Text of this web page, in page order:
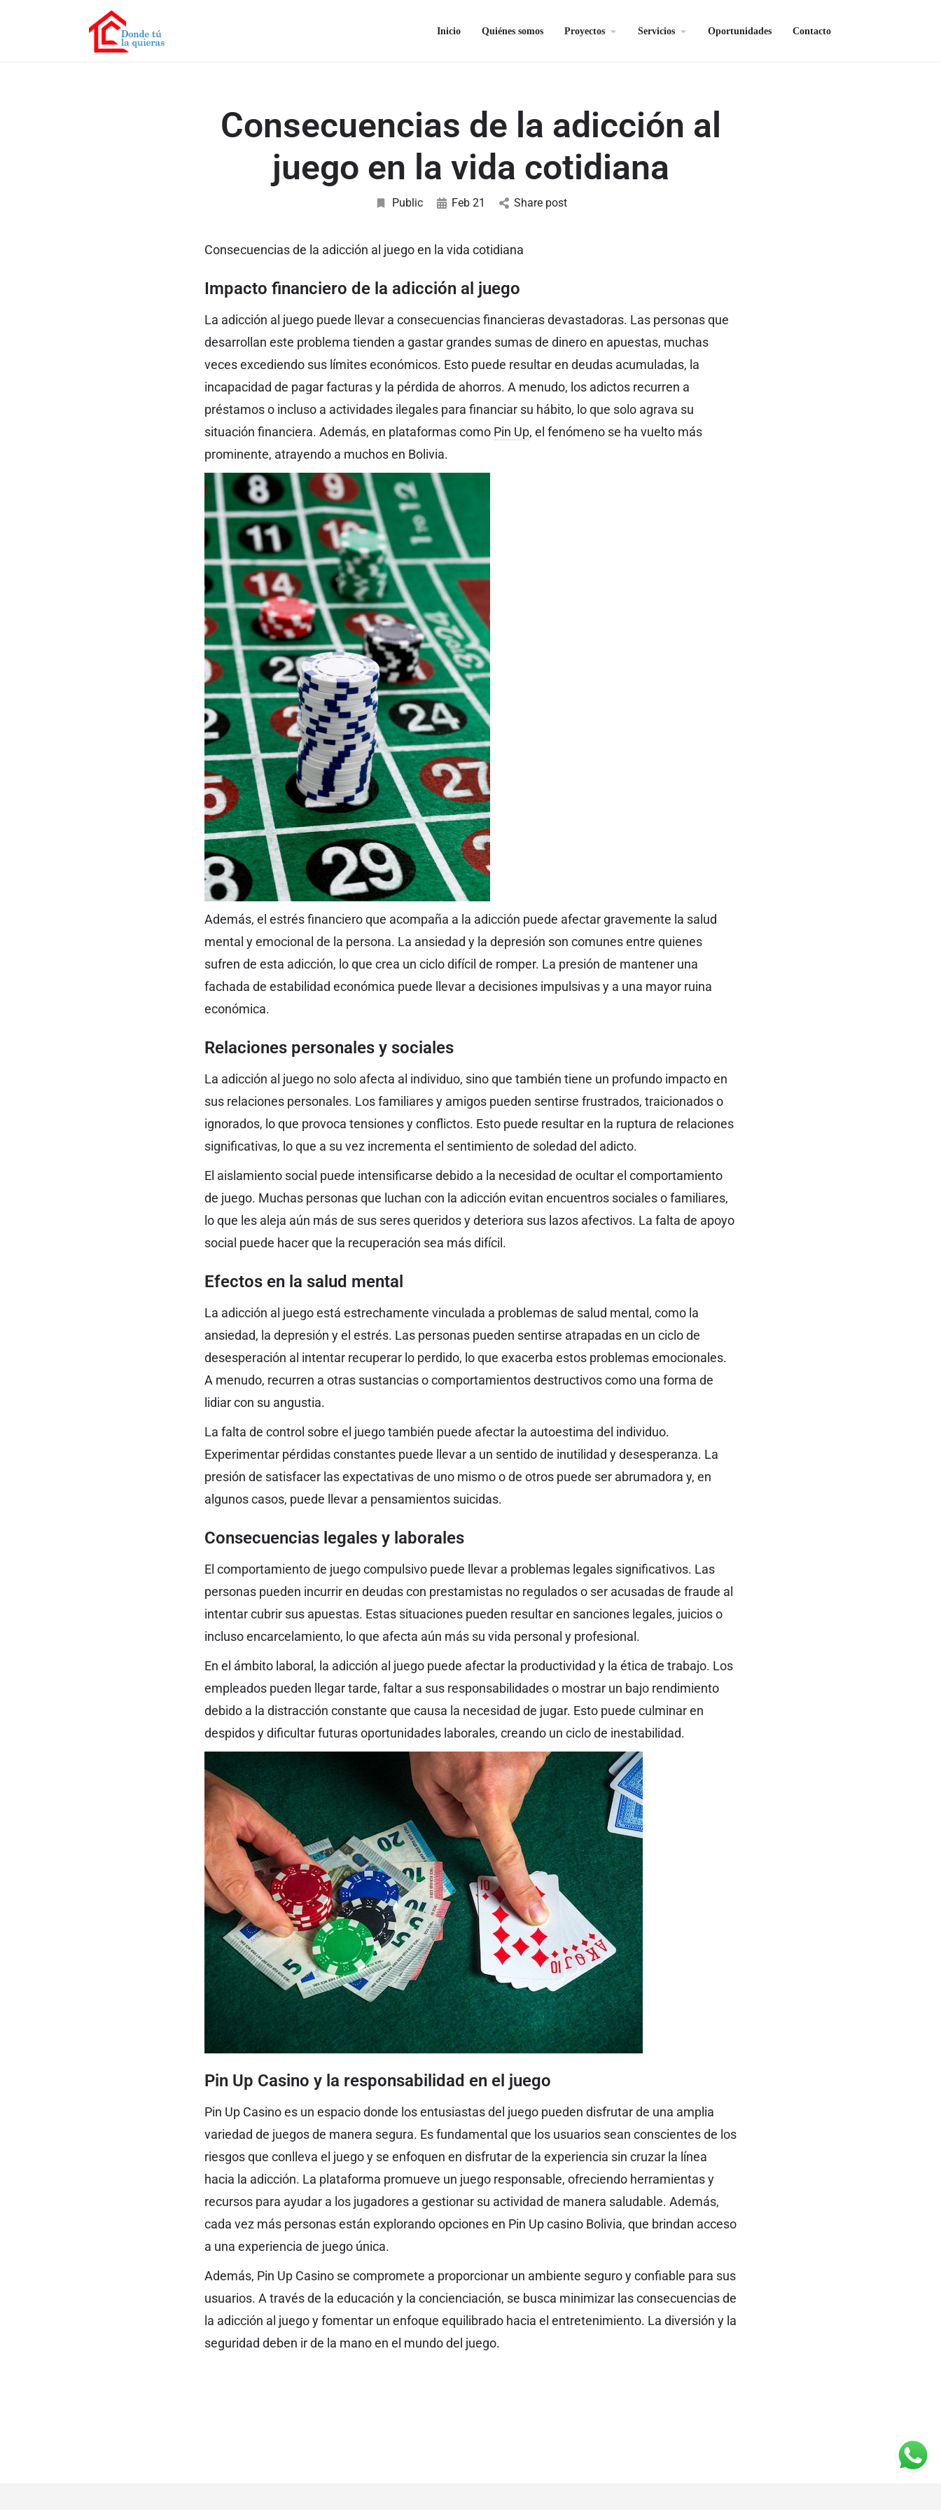
Inicio Quiénes somos Proyectos Servicios Oportunidades Contacto
Consecuencias de la adicción al
juego en la vida cotidiana
Public Feb 21 Share post
Consecuencias de la adicción al juego en la vida cotidiana
Impacto financiero de la adicción al juego
La adicción al juego puede llevar a consecuencias financieras devastadoras. Las personas que
desarrollan este problema tienden a gastar grandes sumas de dinero en apuestas, muchas
veces excediendo sus límites económicos. Esto puede resultar en deudas acumuladas, la
incapacidad de pagar facturas y la pérdida de ahorros. A menudo, los adictos recurren a
préstamos o incluso a actividades ilegales para financiar su hábito, lo que solo agrava su
situación financiera. Además, en plataformas como Pin Up, el fenómeno se ha vuelto más
prominente, atrayendo a muchos en Bolivia.
Además, el estrés financiero que acompaña a la adicción puede afectar gravemente la salud
mental y emocional de la persona. La ansiedad y la depresión son comunes entre quienes
sufren de esta adicción, lo que crea un ciclo difícil de romper. La presión de mantener una
fachada de estabilidad económica puede llevar a decisiones impulsivas y a una mayor ruina
económica.
Relaciones personales y sociales
La adicción al juego no solo afecta al individuo, sino que también tiene un profundo impacto en
sus relaciones personales. Los familiares y amigos pueden sentirse frustrados, traicionados o
ignorados, lo que provoca tensiones y conflictos. Esto puede resultar en la ruptura de relaciones
significativas, lo que a su vez incrementa el sentimiento de soledad del adicto.
El aislamiento social puede intensificarse debido a la necesidad de ocultar el comportamiento
de juego. Muchas personas que luchan con la adicción evitan encuentros sociales o familiares,
lo que les aleja aún más de sus seres queridos y deteriora sus lazos afectivos. La falta de apoyo
social puede hacer que la recuperación sea más difícil.
Efectos en la salud mental
La adicción al juego está estrechamente vinculada a problemas de salud mental, como la
ansiedad, la depresión y el estrés. Las personas pueden sentirse atrapadas en un ciclo de
desesperación al intentar recuperar lo perdido, lo que exacerba estos problemas emocionales.
A menudo, recurren a otras sustancias o comportamientos destructivos como una forma de
lidiar con su angustia.
La falta de control sobre el juego también puede afectar la autoestima del individuo.
Experimentar pérdidas constantes puede llevar a un sentido de inutilidad y desesperanza. La
presión de satisfacer las expectativas de uno mismo o de otros puede ser abrumadora y, en
algunos casos, puede llevar a pensamientos suicidas.
Consecuencias legales y laborales
El comportamiento de juego compulsivo puede llevar a problemas legales significativos. Las
personas pueden incurrir en deudas con prestamistas no regulados o ser acusadas de fraude al
intentar cubrir sus apuestas. Estas situaciones pueden resultar en sanciones legales, juicios o
incluso encarcelamiento, lo que afecta aún más su vida personal y profesional.
En el ámbito laboral, la adicción al juego puede afectar la productividad y la ética de trabajo. Los
empleados pueden llegar tarde, faltar a sus responsabilidades o mostrar un bajo rendimiento
debido a la distracción constante que causa la necesidad de jugar. Esto puede culminar en
despidos y dificultar futuras oportunidades laborales, creando un ciclo de inestabilidad.
Pin Up Casino y la responsabilidad en el juego
Pin Up Casino es un espacio donde los entusiastas del juego pueden disfrutar de una amplia
variedad de juegos de manera segura. Es fundamental que los usuarios sean conscientes de los
riesgos que conlleva el juego y se enfoquen en disfrutar de la experiencia sin cruzar la línea
hacia la adicción. La plataforma promueve un juego responsable, ofreciendo herramientas y
recursos para ayudar a los jugadores a gestionar su actividad de manera saludable. Además,
cada vez más personas están explorando opciones en Pin Up casino Bolivia, que brindan acceso
a una experiencia de juego única.
Además, Pin Up Casino se compromete a proporcionar un ambiente seguro y confiable para sus
usuarios. A través de la educación y la concienciación, se busca minimizar las consecuencias de
la adicción al juego y fomentar un enfoque equilibrado hacia el entretenimiento. La diversión y la
seguridad deben ir de la mano en el mundo del juego.